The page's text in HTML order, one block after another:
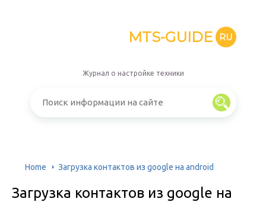
MTS-GUIDE RU
Журнал о настройке техники
Home Загрузка контактов из google на android
Загрузка контактов из google на